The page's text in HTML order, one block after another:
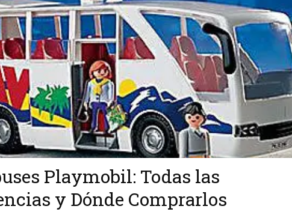
Playmobil: Todas las
y Dónde Comprarlos